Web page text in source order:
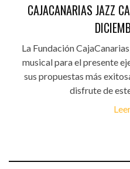
CAJACANARIAS JAZZ
La Fundación
musical para el presente
sus propuestas más
disfrute de